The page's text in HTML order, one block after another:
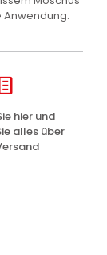
hier und
alles über